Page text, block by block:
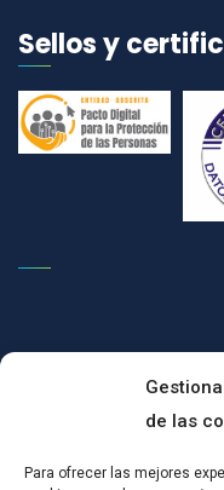
de las
Para ofrecer las mejores
Sellos y
(c)CONPRODAT ha